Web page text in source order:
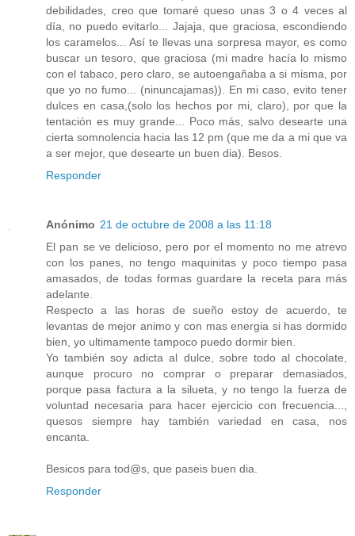
debilidades, creo que tomaré queso unas 3 o 4 veces al
día, no puedo evitarlo... Jajaja, que graciosa, escondiendo
los caramelos... Así te llevas una sorpresa mayor, es como
buscar un tesoro, que graciosa (mi madre hacía lo mismo
con el tabaco, pero claro, se autoengañaba a si misma, por
que yo no fumo... (ninuncajamas)). En mi caso, evito tener
dulces en casa,(solo los hechos por mi, claro), por que la
tentación es muy grande... Poco más, salvo desearte una
cierta somnolencia hacia las 12 pm (que me da a mi que va
a ser mejor, que desearte un buen dia). Besos.
Responder
Anónimo 21 de octubre de 2008 a las 11:18
El pan se ve delicioso, pero por el momento no me atrevo
con los panes, no tengo maquinitas y poco tiempo pasa
amasados, de todas formas guardare la receta para más
adelante.
Respecto a las horas de sueño estoy de acuerdo, te
levantas de mejor animo y con mas energia si has dormido
bien, yo ultimamente tampoco puedo dormir bien.
Yo también soy adicta al dulce, sobre todo al chocolate,
aunque procuro no comprar o preparar demasiados,
porque pasa factura a la silueta, y no tengo la fuerza de
voluntad necesaria para hacer ejercicio con frecuencia...,
quesos siempre hay también variedad en casa, nos
encanta.
Besicos para tod@s, que paseis buen dia.
Responder